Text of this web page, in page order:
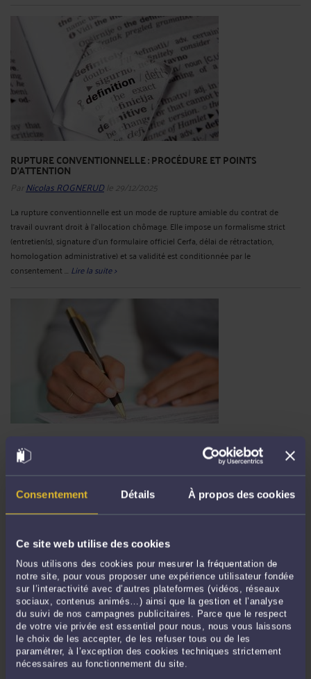
Consentement Détails À propos des cookies
Ce site web utilise des cookies
Nous utilisons des cookies pour mesurer la fréquentation de
notre site, pour vous proposer une expérience utilisateur fondée
sur l’interactivité avec d’autres plateformes (vidéos, réseaux
sociaux, contenus animés…) ainsi que la gestion et l’analyse
du suivi de nos campagnes publicitaires. Parce que le respect
de votre vie privée est essentiel pour nous, nous vous laissons
le choix de les accepter, de les refuser tous ou de les
paramétrer, à l’exception des cookies techniques strictement
nécessaires au fonctionnement du site.
RUPTURE CONVENTIONNELLE : PROCÉDURE ET POINTS
D’ATTENTION
Par Nicolas ROGNERUDle 29/12/2025
La rupture conventionnelle est un mode de rupture amiable du contrat de
travail ouvrant droit à l’allocation chômage. Elle impose un formalisme strict
(entretien(s), signature d’un formulaire officiel Cerfa, délai de rétractation,
homologation administrative) et sa validité est conditionnée par le
consentement ... Lire la suite >
QU’EST CE QU’UNE CLAUSE DE NON CONCURRENCE EN DROIT DU
TRAVAIL ?
ParNicolas ROGNERUD
L’objet de la clause de non-concurrence est d’interdire au salarié, après son
finalité la protection de l’entreprise, de son ...